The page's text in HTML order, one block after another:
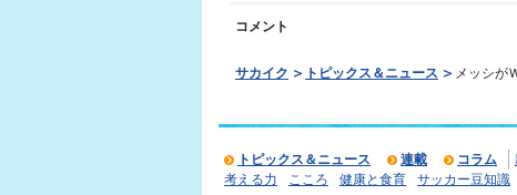
コメント
サカイク トピックス＆ニュース メッシが
トピックス＆ニュース 連載 コラム
考える力
こころ 健康と食育 サッカー豆知識